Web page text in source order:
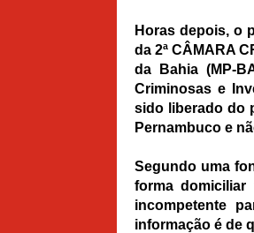
Horas depois, o
da 2ª CÂMARA
da Bahia (MP-
Criminosas e
sido liberado do
Pernambuco e
Segundo uma
forma domiciliar
incompetente
informação é de